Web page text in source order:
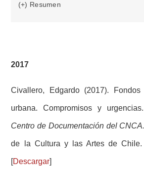
(+) Resumen
2017
Civallero, Edgardo (2017).
urbana. Compromisos y
Centro de Documentación del CNCA.
de la Cultura y las Artes de Chile.
[Descargar]